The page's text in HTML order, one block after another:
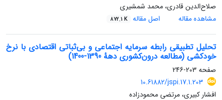
صلاح‌الدین قادری، محمد شمشیری
مشاهده مقاله
اصل مقاله 872.1 K
تحلیل تطبیقی رابطه سرمایه اجتماعی و بی‌ثباتی اقتصادی با نرخ
خودکشی (مطالعه درون‌کشوری دههٔ 1390-1400)
صفحه 203-246
10.61882/jspi.17.1.203
افشار کبیری، مرتضی محمودزاده